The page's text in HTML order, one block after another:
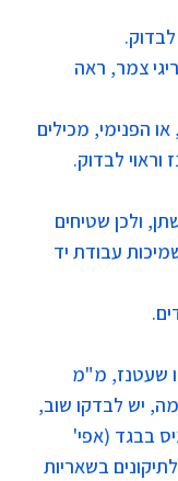
צמר, ראה
הפנימי, מכילים
לבדוק.
ולכן שטיחים
עבודת יד
שעטנז, מ"מ
יש לבדקו שוב,
בבגד (אפי'
בשאריות